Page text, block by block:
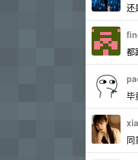
还
都
毕
同